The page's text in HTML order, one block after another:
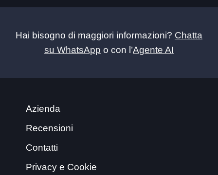
Hai bisogno di maggiori informazioni? Chatta
su WhatsApp o con l’Agente AI
Azienda
Recensioni
Contatti
Privacy e Cookie